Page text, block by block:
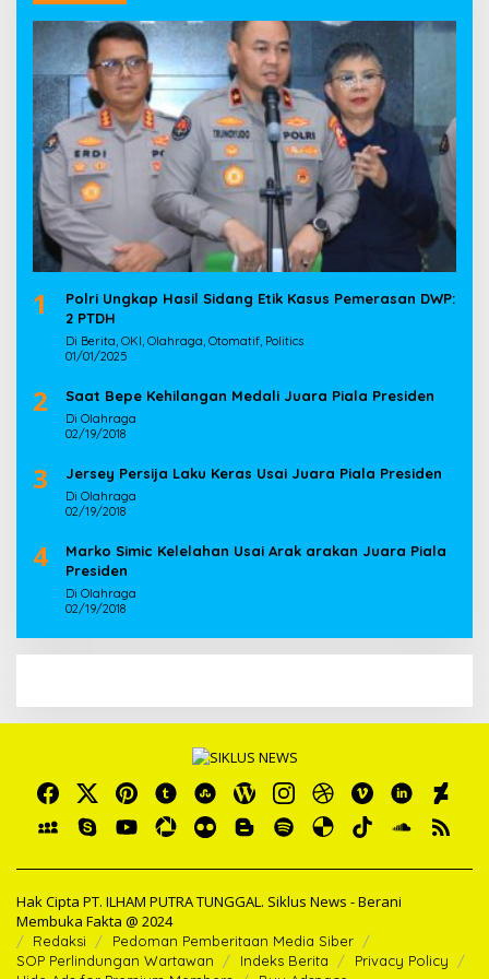
1
Polri Ungkap Hasil Sidang Etik Kasus Pemerasan DWP:
2 PTDH
Di Berita, OKI, Olahraga, Otomatif, Politics
01/01/2025
2 Saat Bepe Kehilangan Medali Juara Piala Presiden
Di Olahraga
02/19/2018
3 Jersey Persija Laku Keras Usai Juara Piala Presiden
Di Olahraga
02/19/2018
4
Marko Simic Kelelahan Usai Arak arakan Juara Piala
Presiden
Di Olahraga
02/19/2018
Hak Cipta PT. ILHAM PUTRA TUNGGAL. Siklus News - Berani
Membuka Fakta @ 2024
Redaksi
Pedoman Pemberitaan Media Siber
SOP Perlindungan Wartawan
Indeks Berita
Privacy Policy